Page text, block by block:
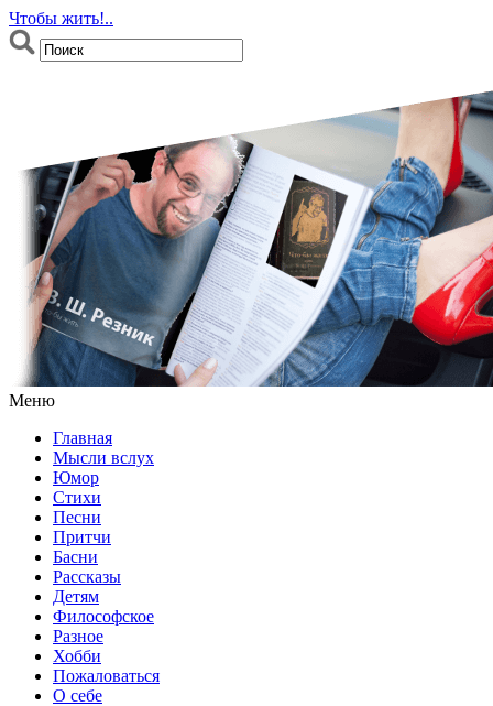
Чтобы жить!..
Меню
Главная
Мысли вслух
Юмор
Стихи
Песни
Притчи
Басни
Рассказы
Детям
Философское
Разное
Хобби
Пожаловаться
О себе